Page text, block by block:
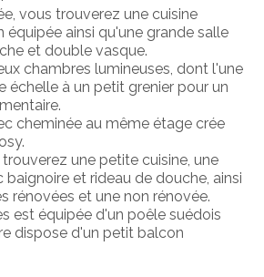
vous trouverez une cuisine
ainsi qu'une grande salle
et double vasque.
chambres lumineuses, dont l'une
échelle à un petit grenier pour un
cheminée au même étage crée
une petite cuisine, une
baignoire et rideau de douche, ainsi
rénovées et une non rénovée.
est équipée d'un poêle suédois
dispose d'un petit balcon